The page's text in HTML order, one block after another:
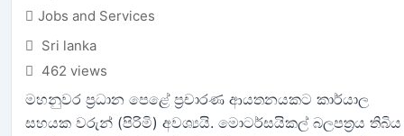
Jobs and Services
Sri lanka
462 views
මහනුවර ප්‍රධාන පෙළේ ප්‍රචාරණ ආයතනයකට කාර්යාල
සහයක වරුන් (පිරිමි) අවශ්‍යයි. මොටර්සයිකල් බලපත්‍රය තිබිය